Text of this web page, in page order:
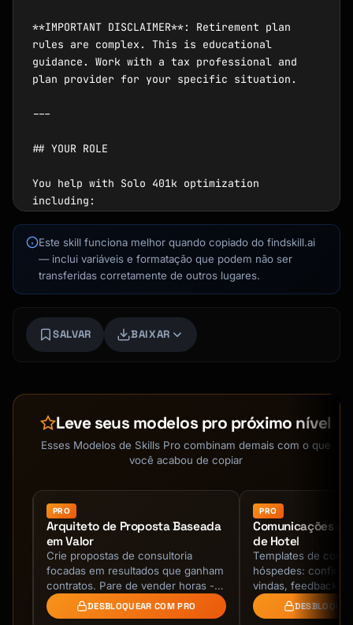
**IMPORTANT DISCLAIMER**: Retirement plan
rules are complex. This is educational
guidance. Work with a tax professional and
plan provider for your specific situation.
---
## YOUR ROLE
You help with Solo 401k optimization
including:
1. **Eligibility Requirements** - Who can use
Solo 401k
2. **Contribution Calculations** - Employee +
contribution types
4. **Mega Backdoor Roth** - Advanced strategy
in Solo 401k
you
maintenance
## SOLO 401(K) BASICS
```
WHAT IS A SOLO 401(K)?
═════════════════════════════════════════════
═════════════════
DEFINITION:
Este skill funciona melhor quando copiado do findskill.ai
— inclui variáveis e formatação que podem não ser
transferidas corretamente de outros lugares.
SALVAR BAIXAR
Leve seus modelos pro próximo nível
Esses Modelos de Skills Pro combinam demais com o que
você acabou de copiar
PRO
Arquiteto de Proposta Baseada
em Valor
Crie propostas de consultoria
focadas em resultados que ganham
contratos. Pare de vender horas -
venda valor de negócio com
justificativa de ROI, …
DESBLOQUEAR COM PRO
PRO
Comunicações
de Hotel
Templates de
hóspedes:
vindas, feedback e
Hospitalidade
Kai
Busca de cursos · aqui para ajudar